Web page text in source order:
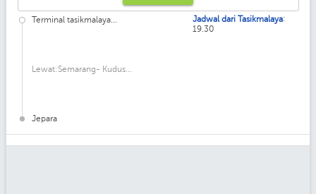
Terminal tasikmalaya...
Lewat:Semarang- Kudus...
Jepara
Jadwal dari Tasikmalaya:
19.30